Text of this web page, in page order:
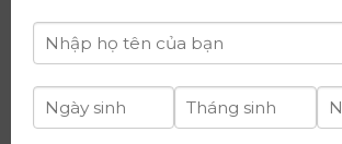
Ngân hàng:Ngân hàng TMCP Đầu
Việt Nam (BIDV)
tư quốc tế Ý-Việt